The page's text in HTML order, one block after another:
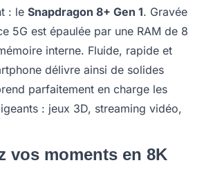
: le Snapdragon 8+ Gen 1. Gravée
5G est épaulée par une RAM de 8
interne. Fluide, rapide et
délivre ainsi de solides
parfaitement en charge les
: jeux 3D, streaming vidéo,
vos moments en 8K